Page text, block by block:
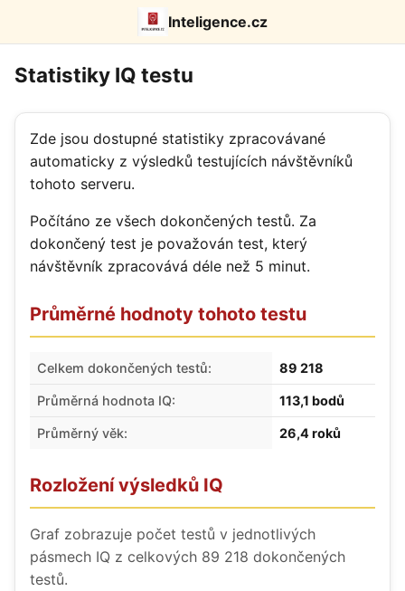
Inteligence.cz
Statistiky IQ testu
Zde jsou dostupné statistiky zpracovávané
automaticky z výsledků testujících návštěvníků
tohoto serveru.
Počítáno ze všech dokončených testů. Za
dokončený test je považován test, který
návštěvník zpracovává déle než 5 minut.
Průměrné hodnoty tohoto testu
Celkem dokončených testů: 89 218
Průměrná hodnota IQ: 113,1 bodů
Průměrný věk: 26,4 roků
Rozložení výsledků IQ
Graf zobrazuje počet testů v jednotlivých
pásmech IQ z celkových 89 218 dokončených
testů.